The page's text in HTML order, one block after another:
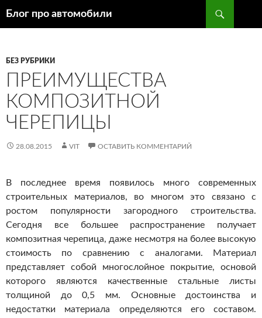
Блог про автомобили
БЕЗ РУБРИКИ
ПРЕИМУЩЕСТВА
КОМПОЗИТНОЙ
ЧЕРЕПИЦЫ
28.08.2015 VIT ОСТАВИТЬ КОММЕНТАРИЙ
В последнее время появилось много современных
строительных материалов, во многом это связано с
ростом популярности загородного строительства.
Сегодня все большее распространение получает
композитная черепица, даже несмотря на более высокую
стоимость по сравнению с аналогами. Материал
представляет собой многослойное покрытие, основой
которого являются качественные стальные листы
толщиной до 0,5 мм. Основные достоинства и
недостатки материала определяются его составом.